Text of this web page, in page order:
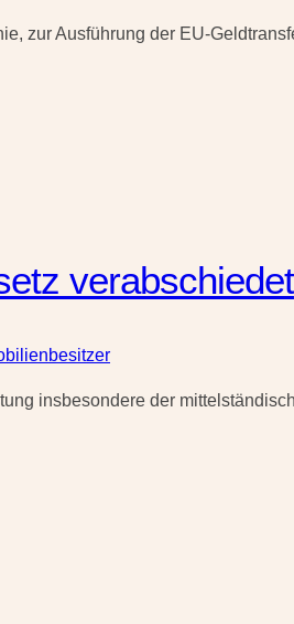
zur Ausführung der EU-
verabschiedet
insbesondere der